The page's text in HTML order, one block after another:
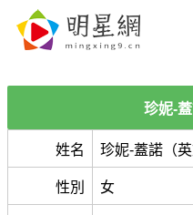
珍妮-
姓名 珍妮-蓋諾（
性別 女